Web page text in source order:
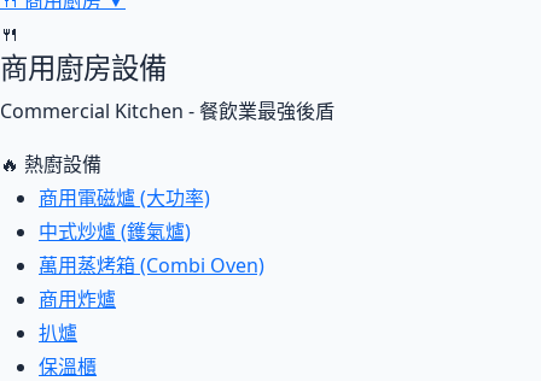
🍴
商用廚房設備
Commercial Kitchen - 餐飲業最強後盾
🔥 熱廚設備
商用電磁爐 (大功率)
中式炒爐 (鑊氣爐)
萬用蒸烤箱 (Combi Oven)
商用炸爐
扒爐
保溫櫃